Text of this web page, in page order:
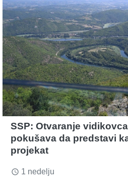
SSP: Otvaranje
pokušava da predstavi
projekat
access_time 1 nedelju